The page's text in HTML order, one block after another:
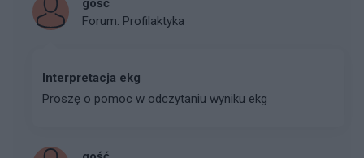
Forum: Profilaktyka
Interpretacja ekg
Proszę o pomoc w odczytaniu wyniku ekg